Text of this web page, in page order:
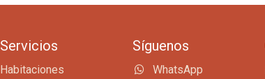
Servicios
Habitaciones
Síguenos
WhatsApp